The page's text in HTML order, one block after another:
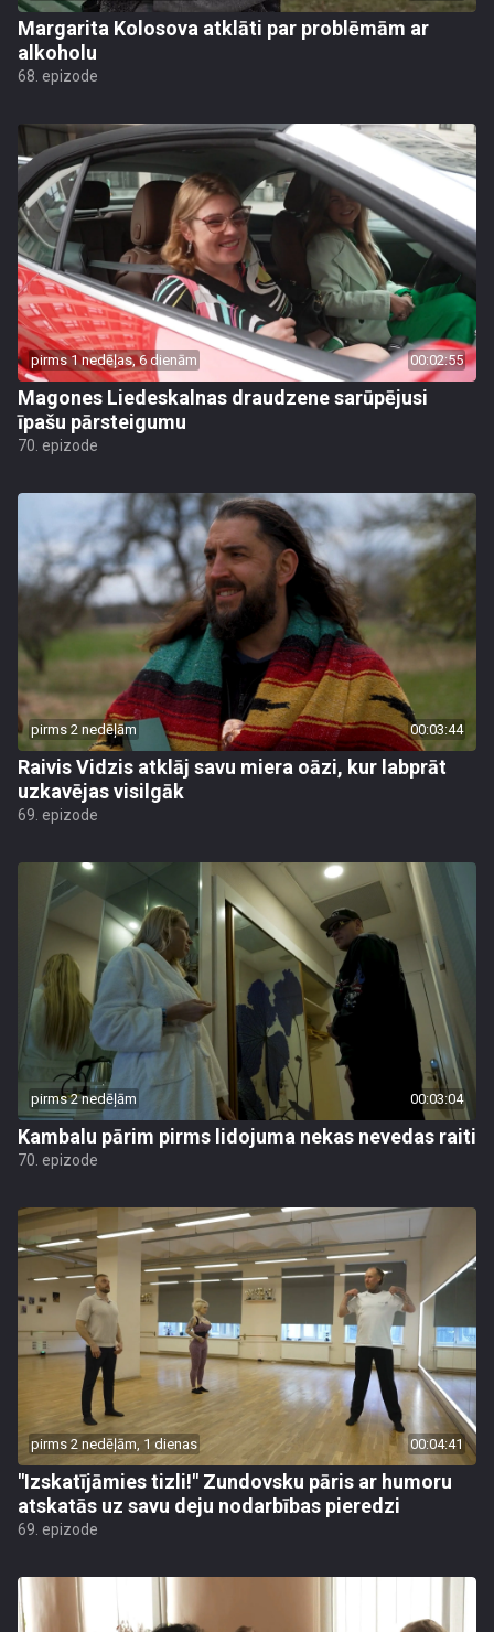
Margarita Kolosova atklāti par problēmām ar
alkoholu
68. epizode
pirms 1 nedēļas, 6 dienām 00:02:55
Magones Liedeskalnas draudzene sarūpējusi
īpašu pārsteigumu
70. epizode
pirms 2 nedēļām 00:03:44
Raivis Vidzis atklāj savu miera oāzi, kur labprāt
uzkavējas visilgāk
69. epizode
pirms 2 nedēļām 00:03:04
Kambalu pārim pirms lidojuma nekas nevedas raiti
70. epizode
pirms 2 nedēļām, 1 dienas 00:04:41
"Izskatījāmies tizli!" Zundovsku pāris ar humoru
atskatās uz savu deju nodarbības pieredzi
69. epizode